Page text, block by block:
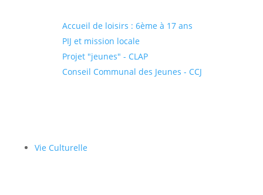
Accueil de loisirs : 6ème à 17 ans
PIJ et mission locale
Projet "jeunes" - CLAP
Conseil Communal des Jeunes - CCJ
Vie Culturelle